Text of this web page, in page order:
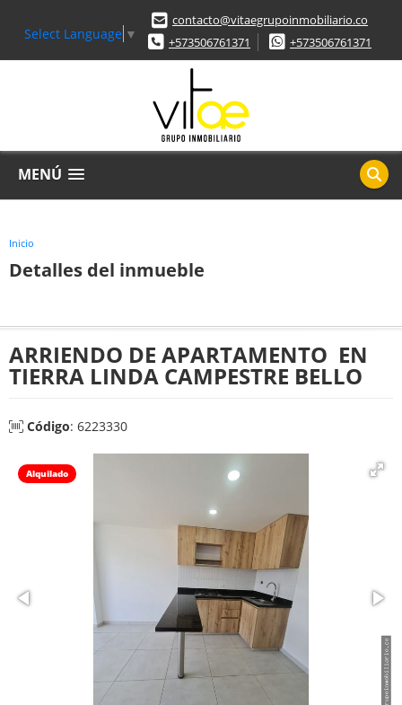
Select Language ▼
contacto@vitaegrupoinmobiliario.co
+573506761371
+573506761371
MENÚ
Inicio
Detalles del inmueble
ARRIENDO DE APARTAMENTO EN
TIERRA LINDA CAMPESTRE BELLO
Código: 6223330
Alquilado